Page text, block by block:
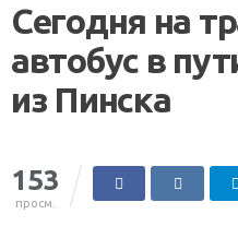
Сегодня на
автобус в
из Пинска
153
просм.